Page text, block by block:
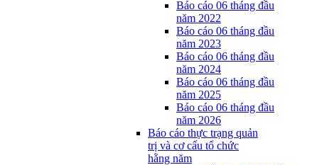
Báo cáo 06 tháng đầu
năm 2022
Báo cáo 06 tháng đầu
năm 2023
Báo cáo 06 tháng đầu
năm 2024
Báo cáo 06 tháng đầu
năm 2025
Báo cáo 06 tháng đầu
năm 2026
Báo cáo thực trạng quản
trị và cơ cấu tổ chức
hằng năm